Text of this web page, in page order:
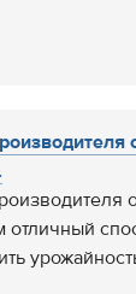
отличный